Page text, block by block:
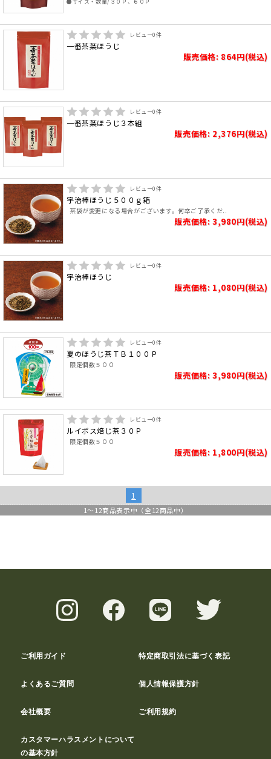
レビュー0件
一番茶葉ほうじ
販売価格: 864円(税込)
レビュー0件
一番茶葉ほうじ３本組
販売価格: 2,376円(税込)
レビュー0件
宇治棒ほうじ５００ｇ箱
茶袋が変更になる場合がございます。何卒ご了承くだ..
販売価格: 3,980円(税込)
レビュー0件
宇治棒ほうじ
販売価格: 1,080円(税込)
レビュー0件
夏のほうじ茶ＴＢ１００Ｐ
限定個数５００
販売価格: 3,980円(税込)
レビュー0件
ルイボス焙じ茶３０Ｐ
限定個数５００
販売価格: 1,800円(税込)
1
1～ 12商品表示中（全 12商品中）
ご利用ガイド 特定商取引法に基づく表記
よくあるご質問 個人情報保護方針
会社概要 ご利用規約
カスタマーハラスメントについて
の基本方針